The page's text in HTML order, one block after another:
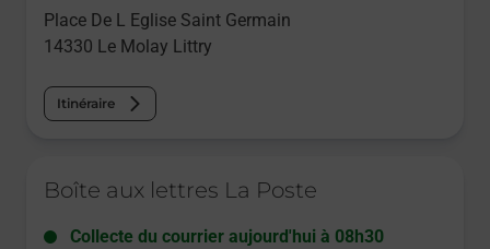
Place De L Eglise Saint Germain
14330 Le Molay Littry
Itinéraire
Boîte aux lettres La Poste
Collecte du courrier aujourd'hui à 08h30